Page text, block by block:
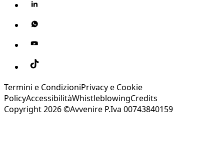
Termini e CondizioniPrivacy e Cookie
PolicyAccessibilitàWhistleblowingCredits
Copyright 2026 ©Avvenire P.Iva 00743840159